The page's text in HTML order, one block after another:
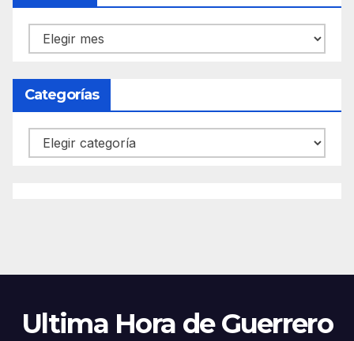
Archivos
Categorías
Categorías
Ultima Hora de Guerrero